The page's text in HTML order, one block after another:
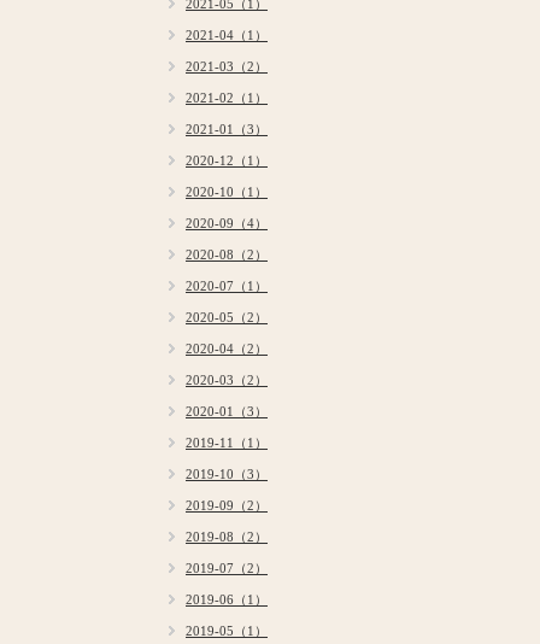
2021-05（1）
2021-04（1）
2021-03（2）
2021-02（1）
2021-01（3）
2020-12（1）
2020-10（1）
2020-09（4）
2020-08（2）
2020-07（1）
2020-05（2）
2020-04（2）
2020-03（2）
2020-01（3）
2019-11（1）
2019-10（3）
2019-09（2）
2019-08（2）
2019-07（2）
2019-06（1）
2019-05（1）